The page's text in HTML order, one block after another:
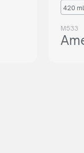
420 ml
M533